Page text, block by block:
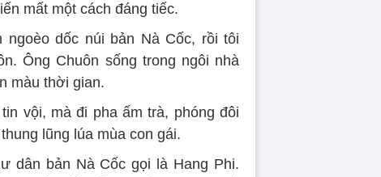
mất một cách đáng tiếc.
dốc núi bản Nà Cốc, rồi tôi
Ông Chuôn sống trong ngôi nhà
màu thời gian.
vội, mà đi pha ấm trà, phóng đôi
lũng lúa mùa con gái.
dân bản Nà Cốc gọi là Hang Phi.